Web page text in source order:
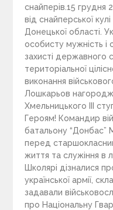
снайперів.15 грудня
від снайперської
Донецької області.
особисту мужність і
захисті державного
територіальної
виконання
Лошкарьов
Хмельницького III
Героям! Командир
батальону “Донбас”
перед
життя та служіння в
Школярі дізналися
української армії,
задавали
про Національну